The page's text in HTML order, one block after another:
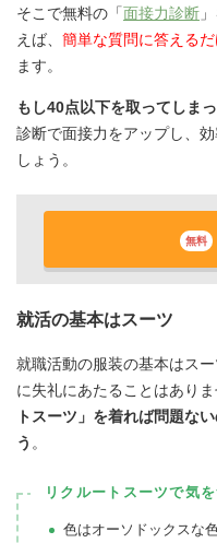
そこで無料の「面接力診断
えば、 簡単な質問に答えるだ
ます。
もし40点以下を取ってしま
診断で面接力をアップし、
しょう。
無料
就活の基本はスーツ
就職活動の服装の基本はス
に失礼にあたることはありま
トスーツ」を着れば問題な
う 。
リクルートスーツで気
色はオーソドックスな